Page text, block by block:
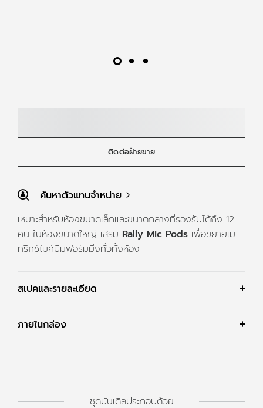
ติดต่อฝ่ายขาย
ค้นหาตัวแทนจำหน่าย
เหมาะสำหรับห้องขนาดเล็กและขนาดกลางที่รองรับได้ถึง 12
คน ในห้องขนาดใหญ่ เสริม Rally Mic Pods เพื่อขยายเม
ทริกซ์ไมค์บีมฟอร์มมิ่งทั่วทั้งห้อง
สเปคและรายละเอียด
ภายในกล่อง
ชุดบันเดิลประกอบด้วย